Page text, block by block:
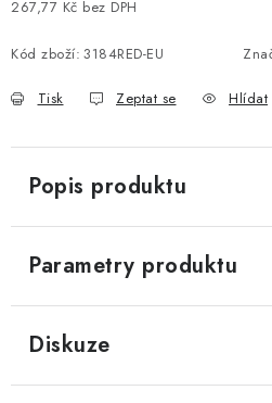
267,77 Kč bez DPH
Kód zboží: 3184RED-EU
Tisk Zeptat se Hlídat
Popis produktu
Parametry produktu
Diskuze